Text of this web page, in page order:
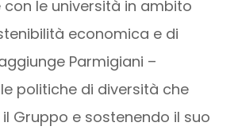
le università in ambito
economica e di
Parmigiani –
politiche di diversità che
Gruppo e sostenendo il suo